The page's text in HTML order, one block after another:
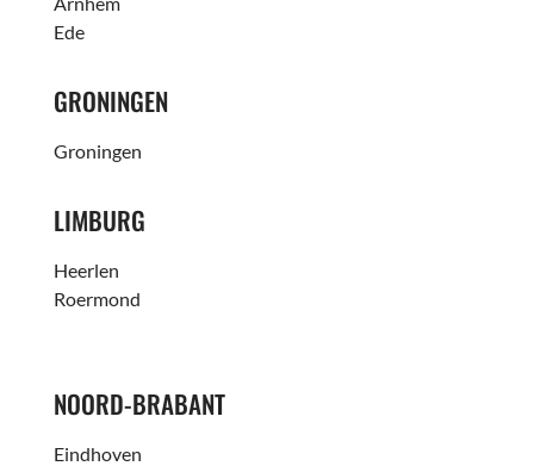
Ede
GRONINGEN
Groningen
LIMBURG
Heerlen
Roermond
NOORD-BRABANT
Eindhoven